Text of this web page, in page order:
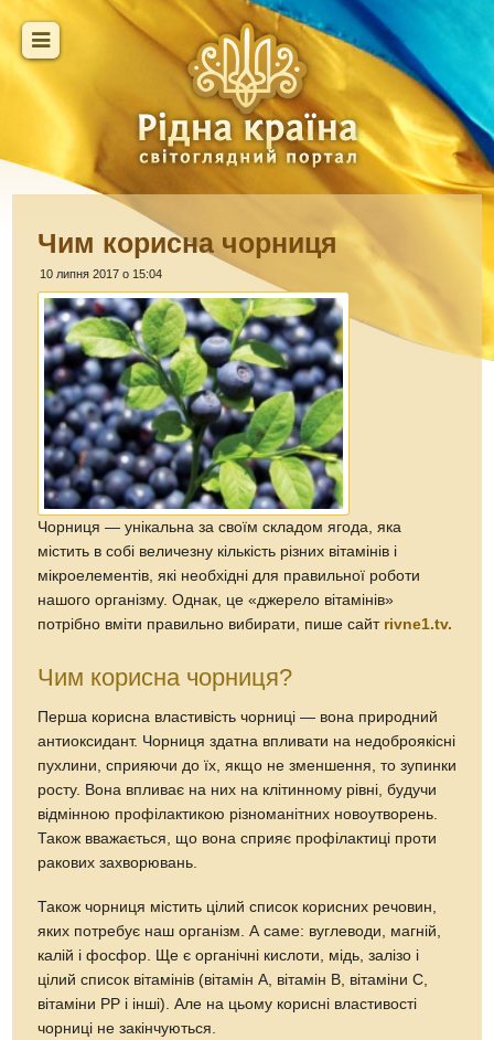
Чим корисна чорниця
10 липня 2017 о 15:04
Чорниця — унікальна за своїм складом ягода, яка
містить в собі величезну кількість різних вітамінів і
мікроелементів, які необхідні для правильної роботи
нашого організму. Однак, це «джерело вітамінів»
потрібно вміти правильно вибирати, пише сайт rivne1.tv.
Чим корисна чорниця?
Перша корисна властивість чорниці — вона природний
антиоксидант. Чорниця здатна впливати на недоброякісні
пухлини, сприяючи до їх, якщо не зменшення, то зупинки
росту. Вона впливає на них на клітинному рівні, будучи
відмінною профілактикою різноманітних новоутворень.
Також вважається, що вона сприяє профілактиці проти
ракових захворювань.
Також чорниця містить цілий список корисних речовин,
яких потребує наш організм. А саме: вуглеводи, магній,
калій і фосфор. Ще є органічні кислоти, мідь, залізо і
цілий список вітамінів (вітамін А, вітамін В, вітаміни С,
вітаміни РР і інші). Але на цьому корисні властивості
чорниці не закінчуються.